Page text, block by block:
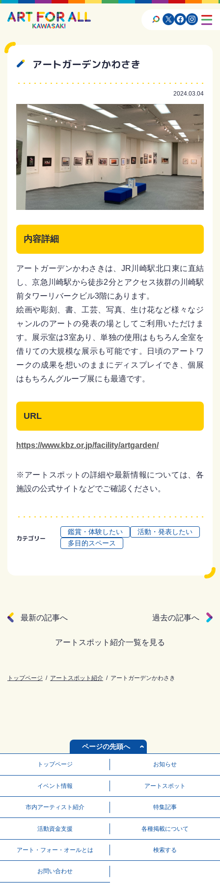
アートガーデンかわさき
2024.03.04
内容詳細
アートガーデンかわさきは、JR川崎駅北口東に直結
し、京急川崎駅から徒歩2分とアクセス抜群の川崎駅
前タワーリバークビル3階にあります。
絵画や彫刻、書、工芸、写真、生け花など様々なジ
ャンルのアートの発表の場としてご利用いただけま
す。展示室は3室あり、単独の使用はもちろん全室を
借りての大規模な展示も可能です。日頃のアートワ
ークの成果を想いのままにディスプレイでき、個展
はもちろんグループ展にも最適です。
URL
https://www.kbz.or.jp/facility/artgarden/
※アートスポットの詳細や最新情報については、各
施設の公式サイトなどでご確認ください。
カテゴリー
鑑賞・体験したい
活動・発表したい
多目的スペース
最新の記事へ
アートスポット紹介一覧を見る
過去の記事へ
トップページ アートスポット紹介 アートガーデンかわさき
トップページ お知らせ
イベント情報 アートスポット
市内アーティスト紹介 特集記事
活動資⾦⽀援 各種掲載について
アート・フォー・オールとは 検索する
お問い合わせ
ページの先頭へ